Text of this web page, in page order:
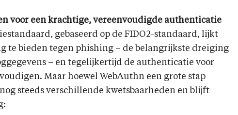
voor een krachtige, vereenvoudigde authenticatie
gebaseerd op de FIDO2-standaard, lijkt
te bieden tegen phishing – de belangrijkste dreiging
– en tegelijkertijd de authenticatie voor
Maar hoewel WebAuthn een grote stap
steeds verschillende kwetsbaarheden en blijft